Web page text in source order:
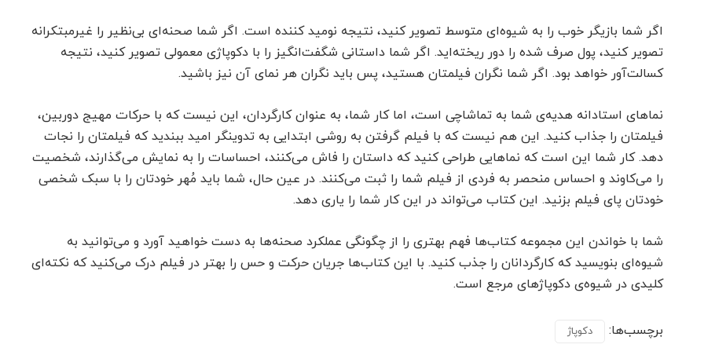
اگر شما بازیگر خوب را به شیوه‌ای متوسط تصویر کنید، نتیجه نومید کننده است. اگر شما صحنه‌ای بی‌نظیر را غیرمبتکرانه
تصویر کنید، پول صرف شده را دور ریخته‌اید. اگر شما داستانی شگفت‌انگیز را با دکوپاژی معمولی تصویر کنید، نتیجه
کسالت‌آور خواهد بود. اگر شما نگران فیلمتان هستید، پس باید نگران هر نمای آن نیز باشید.
نماهای استادانه هدیه‌ی شما به تماشاچی است، اما کار شما، به عنوان کارگردان، این نیست که با حرکات مهیج دوربین،
فیلمتان را جذاب کنید. این هم نیست که با فیلم گرفتن به روشی ابتدایی به تدوینگر امید ببندید که فیلمتان را نجات
دهد. کار شما این است که نماهایی طراحی کنید که داستان را فاش می‌کنند، احساسات را به نمایش می‌گذارند، شخصیت
را می‌کاوند و احساس منحصر به فردی از فیلم شما را ثبت می‌کنند. در عین حال، شما باید مُهر خودتان را با سبک شخصی
خودتان پای فیلم بزنید. این کتاب می‌تواند در این کار شما را یاری دهد.
شما با خواندن این مجموعه کتاب‌ها فهم بهتری را از چگونگی عملکرد صحنه‌ها به دست خواهید آورد و می‌توانید به
شیوه‌ای بنویسید که کارگردانان را جذب کنید. با این کتاب‌ها جریان حرکت و حس را بهتر در فیلم درک می‌کنید که نکته‌ای
کلیدی در شیوه‌ی دکوپاژهای مرجع است.
برچسب‌ها: دکوپاژ
۱۴۰۴/۰۵/۰۱
کارگاه بازیگری سید جواد هاشمی
مشهد - آموزشگاه تصویر شرقی
۱۴۰۲/۰۸/۱۰
کارگاه بازیگری علیرضا خمسه
مشهد
۱۴۰۲/۰۲/۱۷
مشهد